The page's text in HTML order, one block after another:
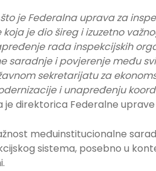
je Federalna uprava za
je dio šireg i izuzetno
rada inspekcijskih
saradnje i povjerenje među
sekretarijatu za
i unapređenju
je direktorica Federalne
međuinstitucionalne
sistema, posebno u